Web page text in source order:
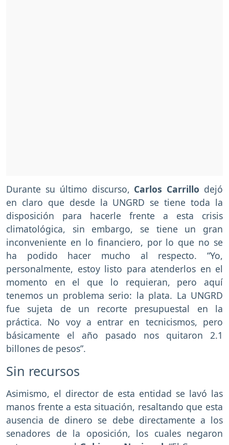
Durante su último discurso, Carlos Carrillo dejó
en claro que desde la UNGRD se tiene toda la
disposición para hacerle frente a esta crisis
climatológica, sin embargo, se tiene un gran
inconveniente en lo financiero, por lo que no se
ha podido hacer mucho al respecto. “Yo,
personalmente, estoy listo para atenderlos en el
momento en el que lo requieran, pero aquí
tenemos un problema serio: la plata. La UNGRD
fue sujeta de un recorte presupuestal en la
práctica. No voy a entrar en tecnicismos, pero
básicamente el año pasado nos quitaron 2.1
billones de pesos”.
Sin recursos
Asimismo, el director de esta entidad se lavó las
manos frente a esta situación, resaltando que esta
ausencia de dinero se debe directamente a los
senadores de la oposición, los cuales negaron